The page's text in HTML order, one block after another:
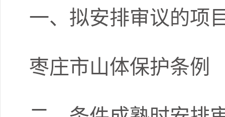
一、拟安排审议的项
枣庄市山体保护条例